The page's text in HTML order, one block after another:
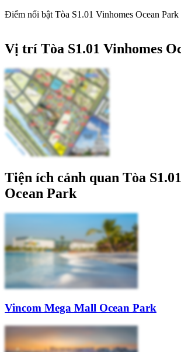
Điểm nổi bật Tòa S1.01 Vinhomes Ocean Park
Vị trí Tòa S1.01 Vinhomes
Tiện ích cảnh quan Tòa
Ocean Park
Vincom Mega Mall Ocean Park